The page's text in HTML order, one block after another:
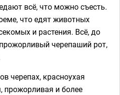
всё, что можно съесть.
что едят животных
и растения. Всё, до
черепаший рот,
черепах, красноухая
прожорливая и более